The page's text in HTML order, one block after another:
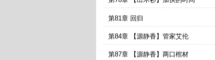
第81章 回归
第84章 【源静香】管家艾伦
第87章 【源静香】两口棺材